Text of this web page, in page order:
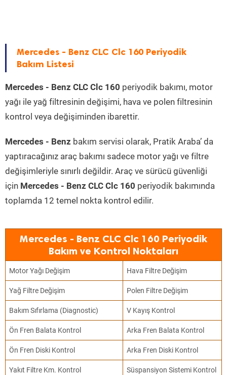
Mercedes - Benz CLC Clc 160 Periyodik
Bakım Listesi
Mercedes - Benz CLC Clc 160 periyodik bakımı, motor
yağı ile yağ filtresinin değişimi, hava ve polen filtresinin
kontrol veya değişiminden ibarettir.
Mercedes - Benz bakım servisi olarak, Pratik Araba’ da
yaptıracağınız araç bakımı sadece motor yağı ve filtre
değişimleriyle sınırlı değildir. Araç ve sürücü güvenliği
için Mercedes - Benz CLC Clc 160 periyodik bakımında
toplamda 12 temel nokta kontrol edilir.
Mercedes - Benz CLC Clc 160 Periyodik
Bakım ve Kontrol Noktaları
Motor Yağı Değişim Hava Filtre Değişim
Yağ Filtre Değişim Polen Filtre Değişim
Bakım Sıfırlama (Diagnostic) V Kayış Kontrol
Ön Fren Balata Kontrol Arka Fren Balata Kontrol
Ön Fren Diski Kontrol Arka Fren Diski Kontrol
Yakıt Filtre Km. Kontrol Süspansiyon Sistemi Kontrol